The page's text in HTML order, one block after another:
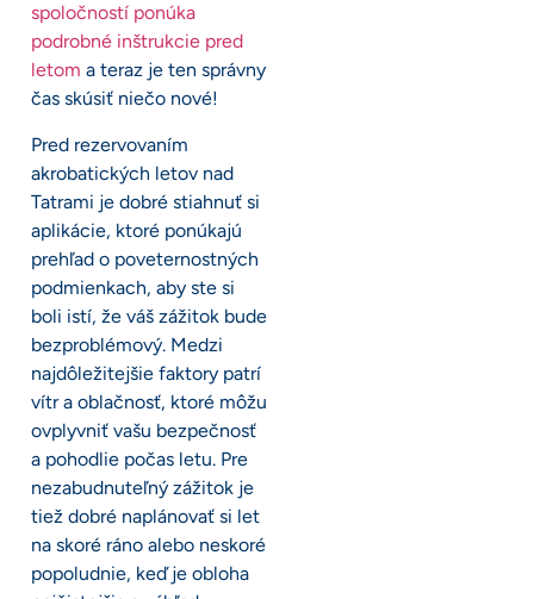
spoločností ponúka
podrobné inštrukcie pred
letom a teraz je ten správny
čas skúsiť niečo nové!
Pred rezervovaním
akrobatických letov nad
Tatrami je dobré stiahnuť si
aplikácie, ktoré ponúkajú
prehľad o poveternostných
podmienkach, aby ste si
boli istí, že váš zážitok bude
bezproblémový. Medzi
najdôležitejšie faktory patrí
vítr a oblačnosť, ktoré môžu
ovplyvniť vašu bezpečnosť
a pohodlie počas letu. Pre
nezabudnuteľný zážitok je
tiež dobré naplánovať si let
na skoré ráno alebo neskoré
popoludnie, keď je obloha